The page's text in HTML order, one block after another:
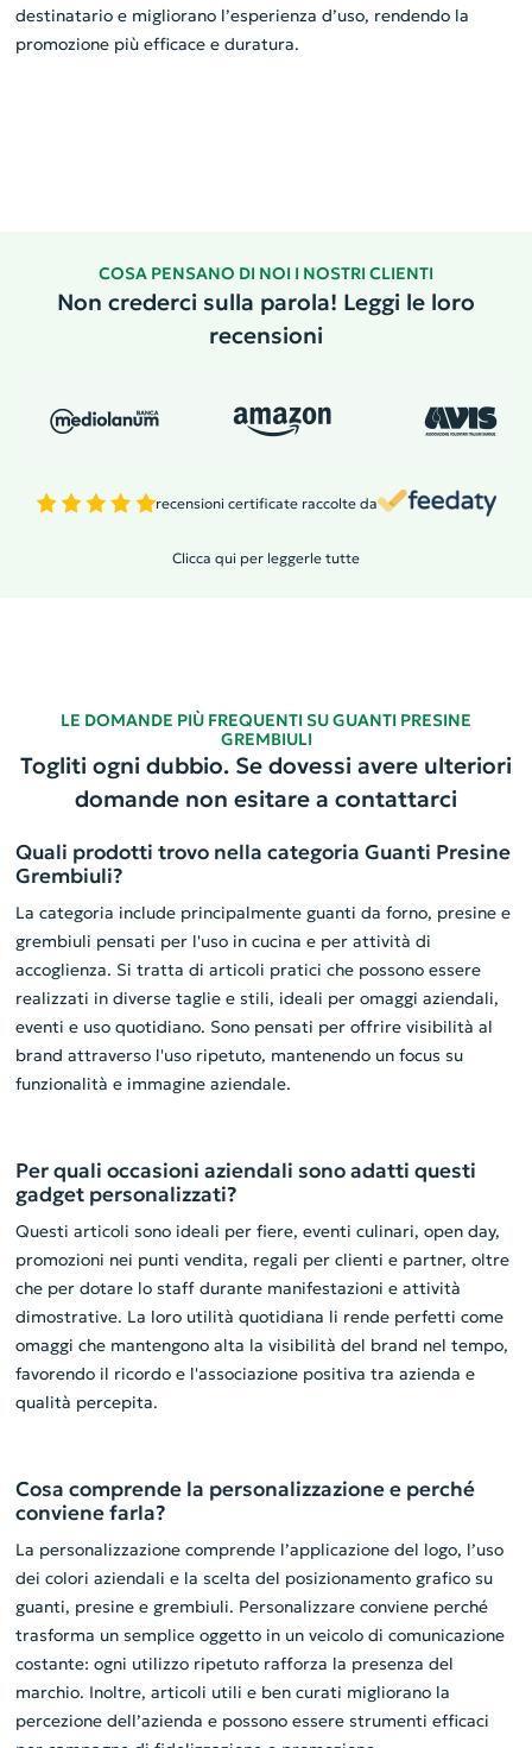
destinatario e migliorano l’esperienza d’uso, rendendo la
promozione più efficace e duratura.
COSA PENSANO DI NOI I NOSTRI CLIENTI
Non crederci sulla parola! Leggi le loro
recensioni
recensioni certificate raccolte da
Clicca qui per leggerle tutte
LE DOMANDE PIÙ FREQUENTI SU GUANTI PRESINE
GREMBIULI
Togliti ogni dubbio. Se dovessi avere ulteriori
domande non esitare a contattarci
Quali prodotti trovo nella categoria Guanti Presine
Grembiuli?
La categoria include principalmente guanti da forno, presine e
grembiuli pensati per l'uso in cucina e per attività di
accoglienza. Si tratta di articoli pratici che possono essere
realizzati in diverse taglie e stili, ideali per omaggi aziendali,
eventi e uso quotidiano. Sono pensati per offrire visibilità al
brand attraverso l'uso ripetuto, mantenendo un focus su
funzionalità e immagine aziendale.
Per quali occasioni aziendali sono adatti questi
gadget personalizzati?
Questi articoli sono ideali per fiere, eventi culinari, open day,
promozioni nei punti vendita, regali per clienti e partner, oltre
che per dotare lo staff durante manifestazioni e attività
dimostrative. La loro utilità quotidiana li rende perfetti come
omaggi che mantengono alta la visibilità del brand nel tempo,
favorendo il ricordo e l'associazione positiva tra azienda e
qualità percepita.
Cosa comprende la personalizzazione e perché
conviene farla?
La personalizzazione comprende l’applicazione del logo, l’uso
dei colori aziendali e la scelta del posizionamento grafico su
guanti, presine e grembiuli. Personalizzare conviene perché
trasforma un semplice oggetto in un veicolo di comunicazione
costante: ogni utilizzo ripetuto rafforza la presenza del
marchio. Inoltre, articoli utili e ben curati migliorano la
percezione dell’azienda e possono essere strumenti efficaci